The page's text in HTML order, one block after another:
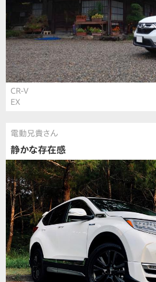
CR-V
EX
電動兄貴さん
静かな存在感